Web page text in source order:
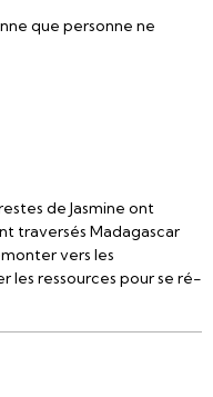
que personne ne
de Jasmine ont
traversés Madagascar
vers les
les ressources pour se ré-